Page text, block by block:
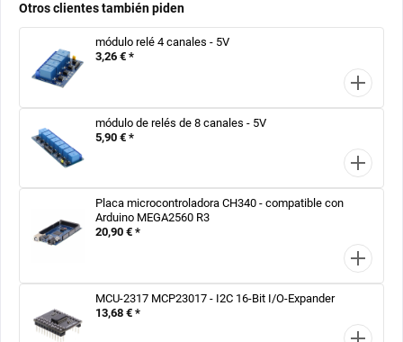
Otros clientes también piden
módulo relé 4 canales - 5V
3,26 € *
módulo de relés de 8 canales - 5V
5,90 € *
Placa microcontroladora CH340 - compatible con
Arduino MEGA2560 R3
20,90 € *
MCU-2317 MCP23017 - I2C 16-Bit I/O-Expander
13,68 € *